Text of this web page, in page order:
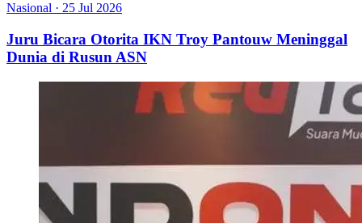
Nasional · 25 Jul 2026
Juru Bicara Otorita IKN Troy Pantouw Meninggal
Dunia di Rusun ASN